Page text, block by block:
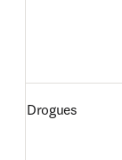
Drogues